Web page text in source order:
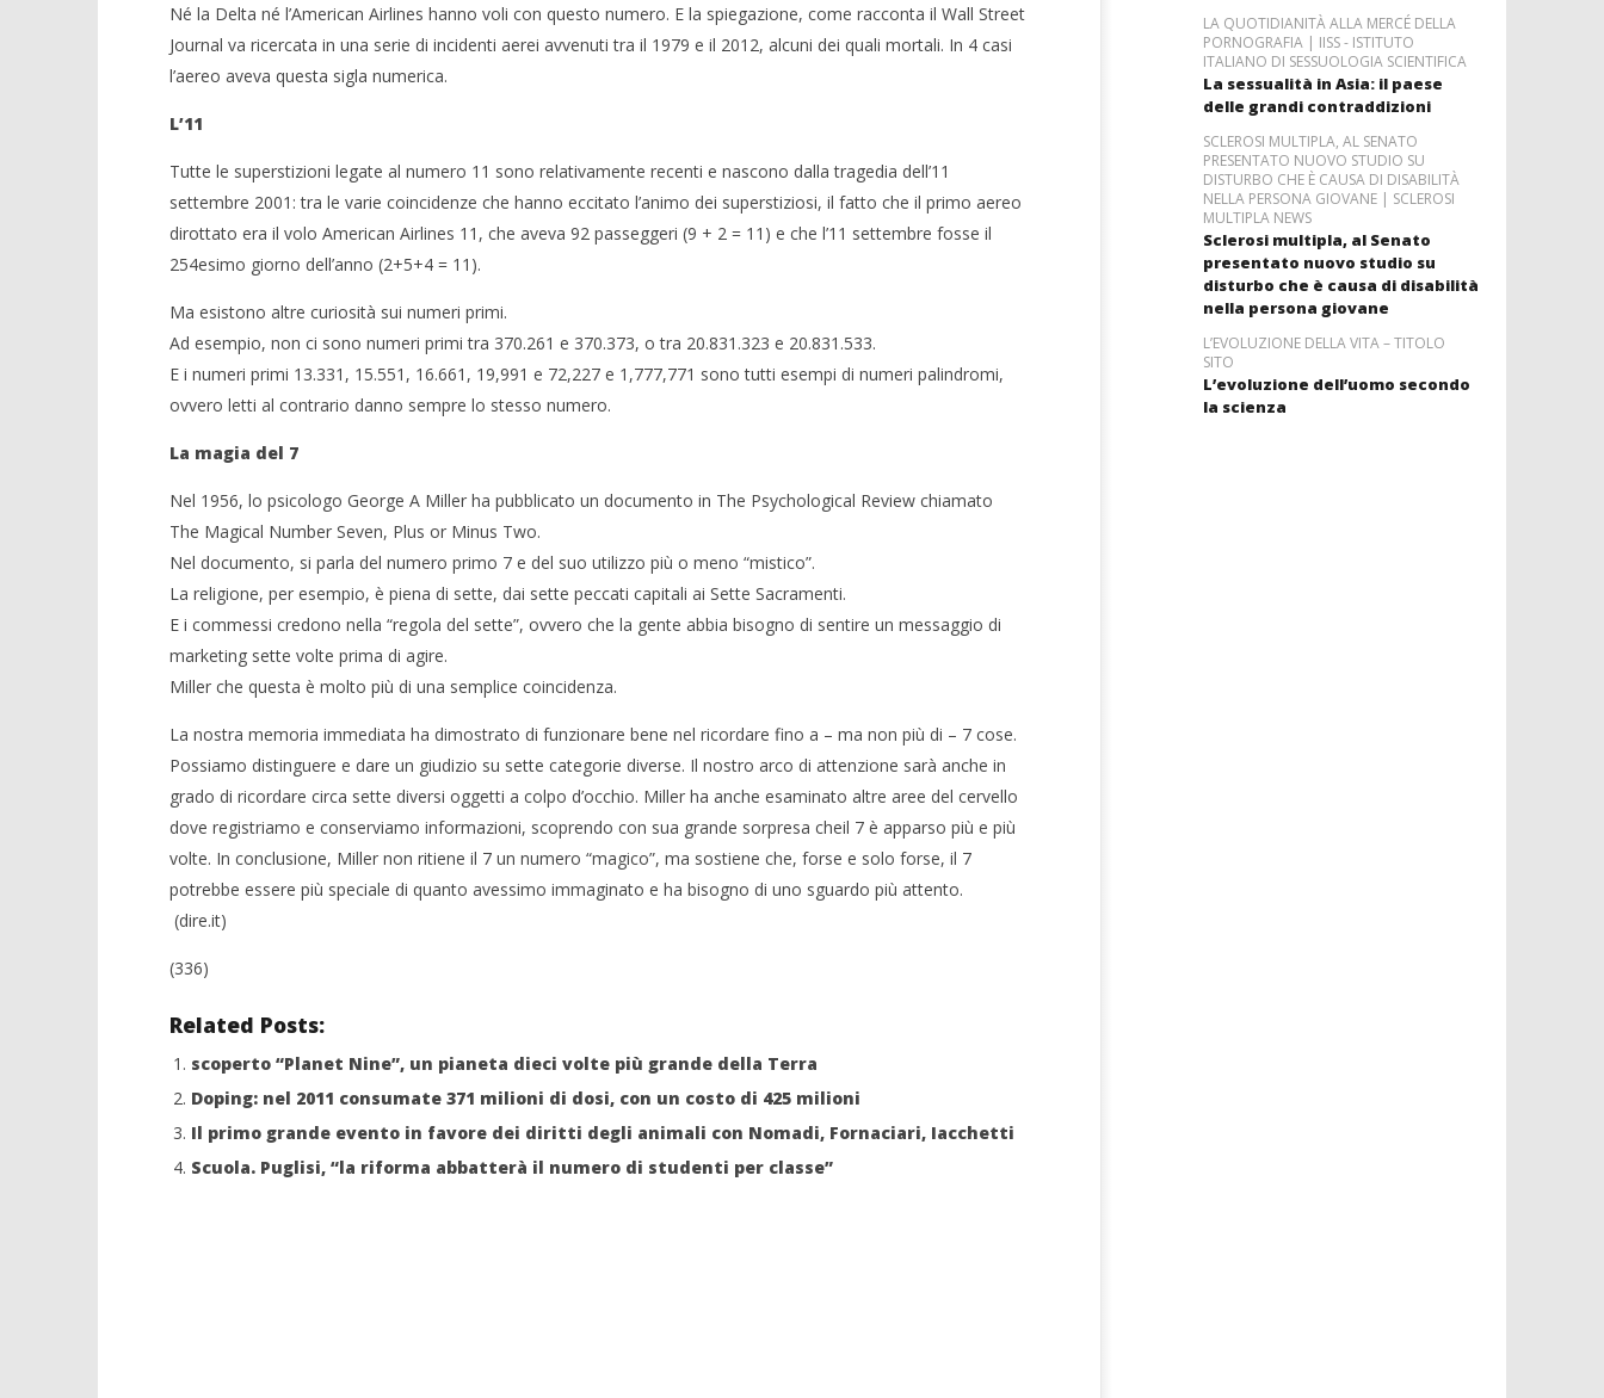
Né la Delta né l’American Airlines hanno voli con questo numero. E la spiegazione, come racconta il Wall Street
Journal va ricercata in una serie di incidenti aerei avvenuti tra il 1979 e il 2012, alcuni dei quali mortali. In 4 casi
l’aereo aveva questa sigla numerica.
L’11
Tutte le superstizioni legate al numero 11 sono relativamente recenti e nascono dalla tragedia dell’11
settembre 2001: tra le varie coincidenze che hanno eccitato l’animo dei superstiziosi, il fatto che il primo aereo
dirottato era il volo American Airlines 11, che aveva 92 passeggeri (9 + 2 = 11) e che l’11 settembre fosse il
254esimo giorno dell’anno (2+5+4 = 11).
Ma esistono altre curiosità sui numeri primi.
Ad esempio, non ci sono numeri primi tra 370.261 e 370.373, o tra 20.831.323 e 20.831.533.
E i numeri primi 13.331, 15.551, 16.661, 19,991 e 72,227 e 1,777,771 sono tutti esempi di numeri palindromi,
ovvero letti al contrario danno sempre lo stesso numero.
La magia del 7
Nel 1956, lo psicologo George A Miller ha pubblicato un documento in The Psychological Review chiamato
The Magical Number Seven, Plus or Minus Two.
Nel documento, si parla del numero primo 7 e del suo utilizzo più o meno “mistico”.
La religione, per esempio, è piena di sette, dai sette peccati capitali ai Sette Sacramenti.
E i commessi credono nella “regola del sette”, ovvero che la gente abbia bisogno di sentire un messaggio di
marketing sette volte prima di agire.
Miller che questa è molto più di una semplice coincidenza.
La nostra memoria immediata ha dimostrato di funzionare bene nel ricordare fino a – ma non più di – 7 cose.
Possiamo distinguere e dare un giudizio su sette categorie diverse. Il nostro arco di attenzione sarà anche in
grado di ricordare circa sette diversi oggetti a colpo d’occhio. Miller ha anche esaminato altre aree del cervello
dove registriamo e conserviamo informazioni, scoprendo con sua grande sorpresa cheil 7 è apparso più e più
volte. In conclusione, Miller non ritiene il 7 un numero “magico”, ma sostiene che, forse e solo forse, il 7
potrebbe essere più speciale di quanto avessimo immaginato e ha bisogno di uno sguardo più attento.
(dire.it)
(336)
Related Posts:
scoperto “Planet Nine”, un pianeta dieci volte più grande della Terra
Doping: nel 2011 consumate 371 milioni di dosi, con un costo di 425 milioni
Il primo grande evento in favore dei diritti degli animali con Nomadi, Fornaciari, Iacchetti
Scuola. Puglisi, “la riforma abbatterà il numero di studenti per classe”
LA QUOTIDIANITÀ ALLA MERCÉ DELLA
PORNOGRAFIA | IISS - ISTITUTO
ITALIANO DI SESSUOLOGIA SCIENTIFICA
La sessualità in Asia: il paese
delle grandi contraddizioni
SCLEROSI MULTIPLA, AL SENATO
PRESENTATO NUOVO STUDIO SU
DISTURBO CHE È CAUSA DI DISABILITÀ
NELLA PERSONA GIOVANE | SCLEROSI
MULTIPLA NEWS
Sclerosi multipla, al Senato
presentato nuovo studio su
disturbo che è causa di disabilità
nella persona giovane
L’EVOLUZIONE DELLA VITA – TITOLO
SITO
L’evoluzione dell’uomo secondo
la scienza